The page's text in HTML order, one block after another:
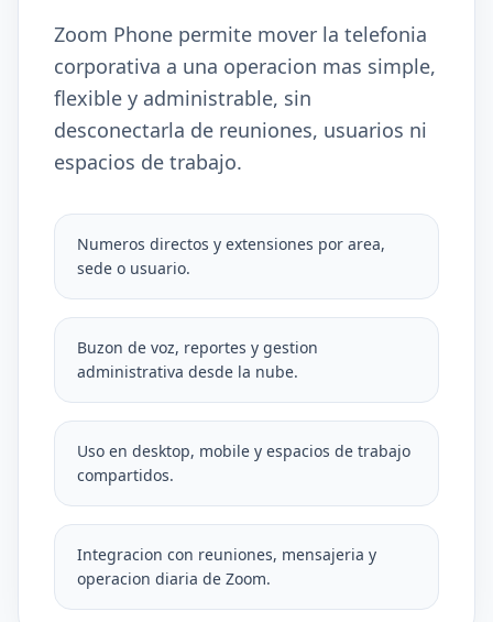
Zoom Phone permite mover la telefonia
corporativa a una operacion mas simple,
flexible y administrable, sin
desconectarla de reuniones, usuarios ni
espacios de trabajo.
Numeros directos y extensiones por area,
sede o usuario.
Buzon de voz, reportes y gestion
administrativa desde la nube.
Uso en desktop, mobile y espacios de trabajo
compartidos.
Integracion con reuniones, mensajeria y
operacion diaria de Zoom.